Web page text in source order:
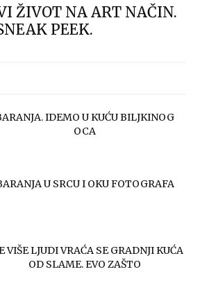
ŽIVOT NA ART NAČIN.
PEEK.
IDEMO U KUĆU BILJKINOG
OCA
U SRCU I OKU FOTOGRAFA
VIŠE LJUDI VRAĆA SE GRADNJI KUĆA
OD SLAME. EVO ZAŠTO